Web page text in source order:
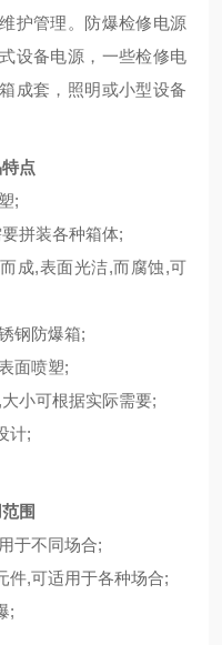
护管理。防爆检修电源
设备电源，一些检修电
成套，照明或小型设备
点
;
拼装各种箱体;
成,表面光洁,而腐蚀,可
钢防爆箱;
面喷塑;
小可根据实际需要;
计;
围
于不同场合;
件,可适用于各种场合;
;